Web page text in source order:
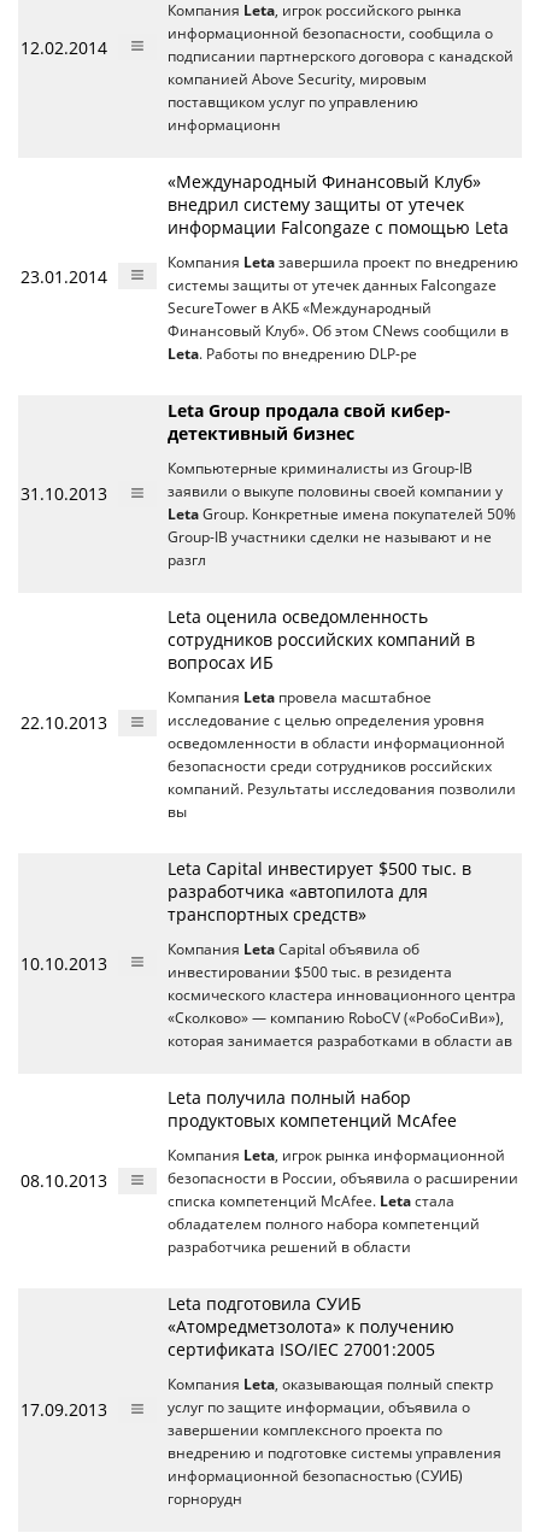
12.02.2014
Компания Leta, игрок российского рынка
информационной безопасности, сообщила о
подписании партнерского договора с канадской
компанией Above Security, мировым
поставщиком услуг по управлению
информационн
23.01.2014
«Международный Финансовый Клуб»
внедрил систему защиты от утечек
информации Falcongaze с помощью Leta
Компания Leta завершила проект по внедрению
системы защиты от утечек данных Falcongaze
SecureTower в АКБ «Международный
Финансовый Клуб». Об этом CNews сообщили в
Leta. Работы по внедрению DLP-ре
31.10.2013
Leta Group продала свой кибер-
детективный бизнес
Компьютерные криминалисты из Group-IB
заявили о выкупе половины своей компании у
Leta Group. Конкретные имена покупателей 50%
Group-IB участники сделки не называют и не
разгл
22.10.2013
Leta оценила осведомленность
сотрудников российских компаний в
вопросах ИБ
Компания Leta провела масштабное
исследование с целью определения уровня
осведомленности в области информационной
безопасности среди сотрудников российских
компаний. Результаты исследования позволили
вы
10.10.2013
Leta Capital инвестирует $500 тыс. в
разработчика «автопилота для
транспортных средств»
Компания Leta Capital объявила об
инвестировании $500 тыс. в резидента
космического кластера инновационного центра
«Сколково» — компанию RoboCV («РобоСиВи»),
которая занимается разработками в области ав
08.10.2013
Leta получила полный набор
продуктовых компетенций McAfee
Компания Leta, игрок рынка информационной
безопасности в России, объявила о расширении
списка компетенций McAfee. Leta стала
обладателем полного набора компетенций
разработчика решений в области
17.09.2013
Leta подготовила СУИБ
«Атомредметзолота» к получению
сертификата ISO/IEC 27001:2005
Компания Leta, оказывающая полный спектр
услуг по защите информации, объявила о
завершении комплексного проекта по
внедрению и подготовке системы управления
информационной безопасностью (СУИБ)
горнорудн